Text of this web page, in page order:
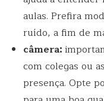
aulas. Prefira
ruído, a fim de
câmera:
com colegas ou
presença. Opte